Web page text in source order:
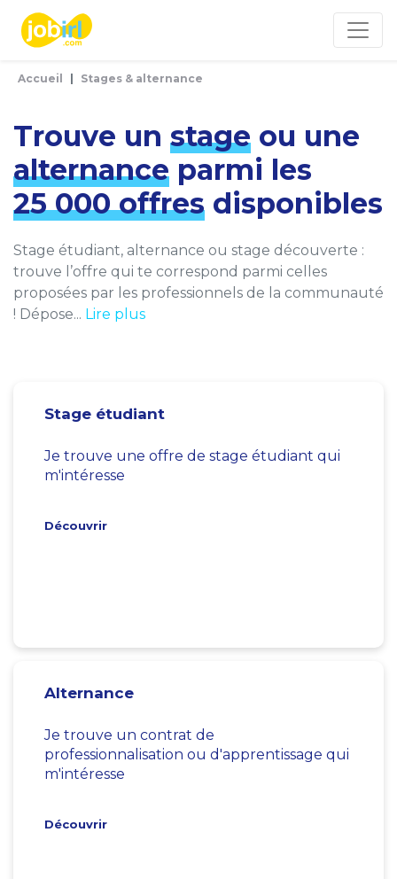
Accueil Stages & alternance
Trouve un stage ou une
alternance parmi les
25 000 offres disponibles
Stage étudiant, alternance ou stage découverte :
trouve l’offre qui te correspond parmi celles
proposées par les professionnels de la communauté
! Dépose... Lire plus
Stage étudiant
Je trouve une offre de stage étudiant qui
m'intéresse
Découvrir
Alternance
Je trouve un contrat de
professionnalisation ou d'apprentissage qui
m'intéresse
Découvrir
Panneau de gestion des cookies